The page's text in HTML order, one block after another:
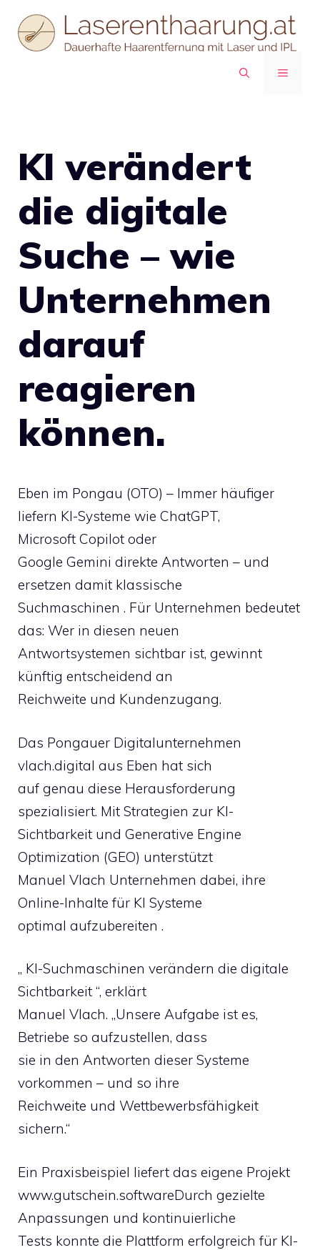
Inhalt
springen
MENÜ
KI verändert
die digitale
Suche – wie
Unternehmen
darauf
reagieren
können.
Eben im Pongau (OTO) – Immer häufiger
liefern KI-Systeme wie ChatGPT,
Microsoft Copilot oder
Google Gemini direkte Antworten – und
ersetzen damit klassische
Suchmaschinen . Für Unternehmen bedeutet
das: Wer in diesen neuen
Antwortsystemen sichtbar ist, gewinnt
künftig entscheidend an
Reichweite und Kundenzugang.
Das Pongauer Digitalunternehmen
vlach.digital aus Eben hat sich
auf genau diese Herausforderung
spezialisiert. Mit Strategien zur KI-
Sichtbarkeit und Generative Engine
Optimization (GEO) unterstützt
Manuel Vlach Unternehmen dabei, ihre
Online-Inhalte für KI Systeme
optimal aufzubereiten .
„ KI-Suchmaschinen verändern die digitale
Sichtbarkeit “, erklärt
Manuel Vlach. „Unsere Aufgabe ist es,
Betriebe so aufzustellen, dass
sie in den Antworten dieser Systeme
vorkommen – und so ihre
Reichweite und Wettbewerbsfähigkeit
sichern.“
Ein Praxisbeispiel liefert das eigene Projekt
www.gutschein.softwareDurch gezielte
Anpassungen und kontinuierliche
Tests konnte die Plattform erfolgreich für KI-